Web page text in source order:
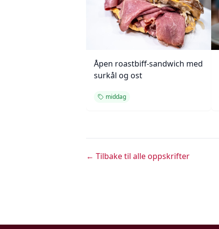
Åpen roastbiff-sandwich med
surkål og ost
middag
← Tilbake til alle oppskrifter